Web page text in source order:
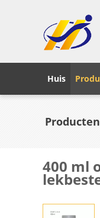
Huis
Producten
400 ml